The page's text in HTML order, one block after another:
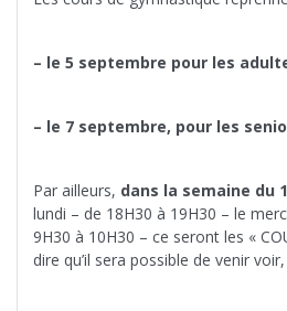
– le 5 septembre pour les
– le 7 septembre, pour les
Par ailleurs, dans la semaine du
lundi – de 18H30 à 19H30 – le
9H30 à 10H30 – ce seront les «
dire qu’il sera possible de venir